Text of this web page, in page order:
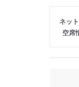
ネッ
空席